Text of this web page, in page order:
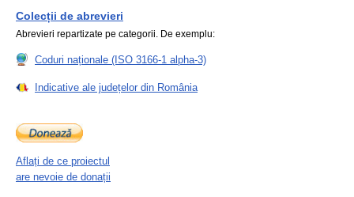
Colecții de abrevieri
Abrevieri repartizate pe categorii. De exemplu:
Coduri naționale (ISO 3166-1 alpha-3)
Indicative ale județelor din România
Aflați de ce proiectul
are nevoie de donații